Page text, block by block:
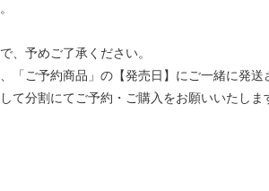
、予めご了承ください。
ご予約商品」の【発売日】にご一緒に発送
分割にてご予約・ご購入をお願いいたしま